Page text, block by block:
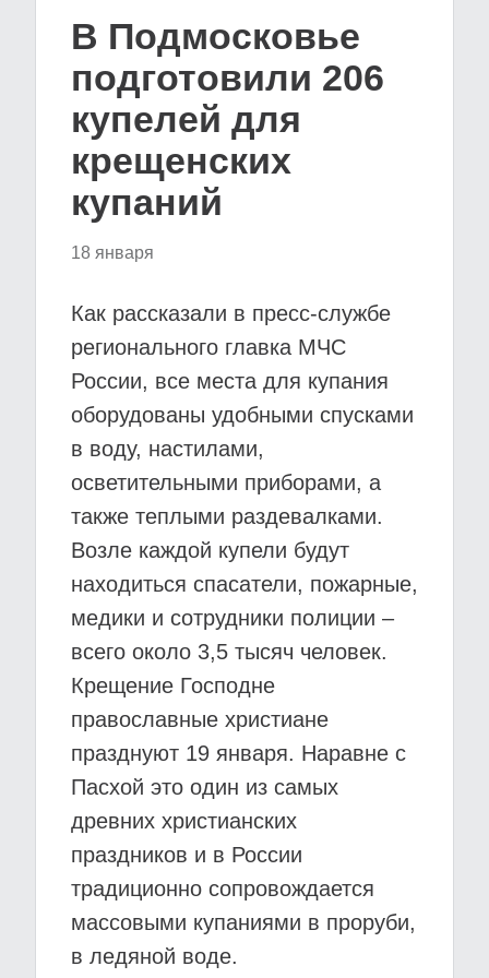
В Подмосковье
подготовили 206
купелей для
крещенских
купаний
18 января
Как рассказали в пресс-службе
регионального главка МЧС
России, все места для купания
оборудованы удобными спусками
в воду, настилами,
осветительными приборами, а
также теплыми раздевалками.
Возле каждой купели будут
находиться спасатели, пожарные,
медики и сотрудники полиции –
всего около 3,5 тысяч человек.
Крещение Господне
православные христиане
празднуют 19 января. Наравне с
Пасхой это один из самых
древних христианских
праздников и в России
традиционно сопровождается
массовыми купаниями в проруби,
в ледяной воде.